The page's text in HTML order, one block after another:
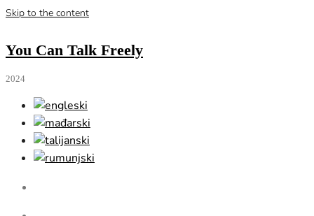
Skip to the content
You Can Talk Freely
2024